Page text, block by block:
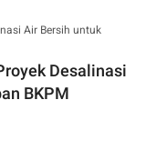
Desalinasi
BKPM